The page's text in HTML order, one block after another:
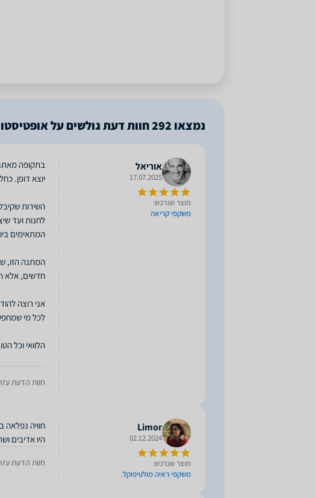
נמצאו 292חוות דעת גולשים על
אוריאל
17.07.2025
מוצר שנרכש:
משקפי קריאה
לחנות ועד
המתנה הזו,
חוות הדעת
Limor
02.12.2024
מוצר שנרכש:
משקפי ראיה מולטיפוקל.
חוויה נפלאה
היו אדיבים
חוות הדעת